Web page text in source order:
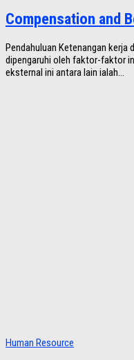
Compensation and
Pendahuluan Ketenangan kerja
dipengaruhi oleh faktor-faktor
eksternal ini antara lain ialah...
Human Resource